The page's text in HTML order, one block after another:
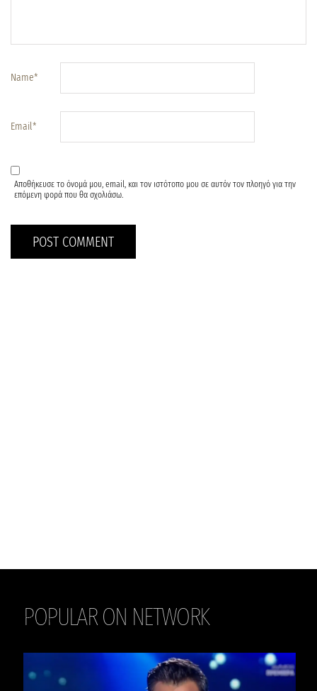
Name*
Email*
Αποθήκευσε το όνομά μου, email, και τον ιστότοπο μου σε αυτόν τον πλοηγό για την
επόμενη φορά που θα σχολιάσω.
POPULAR ON NETWORK
THE DAILY